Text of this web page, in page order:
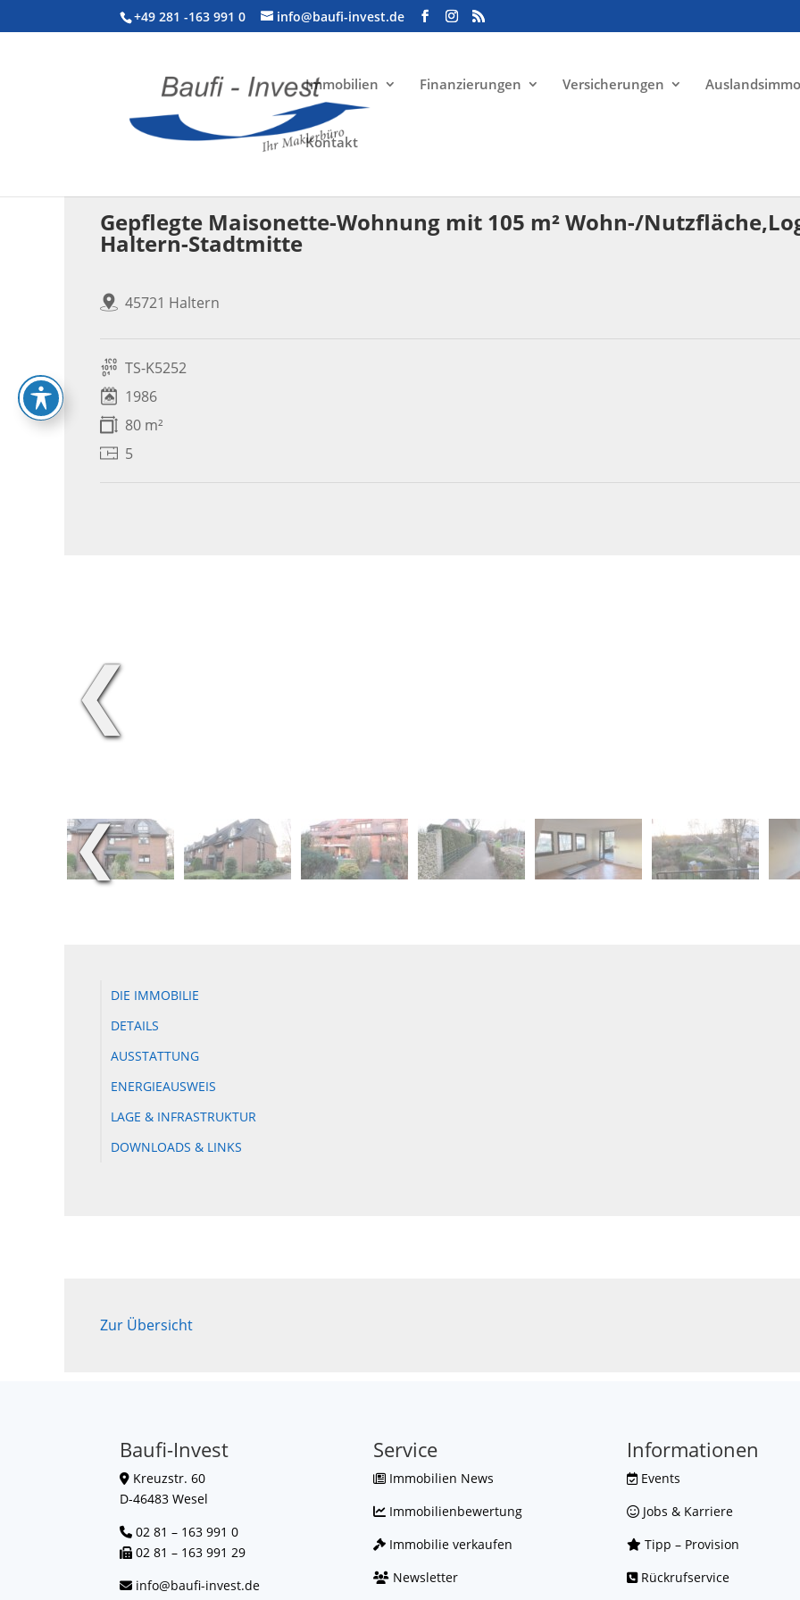
+49 281 -163 991 0 info@baufi-invest.de
Immobilien Finanzierungen Versicherungen
Kontakt
Gepflegte Maisonette-Wohnung mit 105 m² Wohn-/
Haltern-Stadtmitte
45721 Haltern
TS-K5252
1986
80 m²
5
❮
❮
DIE IMMOBILIE
DETAILS
AUSSTATTUNG
ENERGIEAUSWEIS
LAGE & INFRASTRUKTUR
DOWNLOADS & LINKS
Zur Übersicht
Baufi-Invest
Kreuzstr. 60
D-46483 Wesel
02 81 – 163 991 0
02 81 – 163 991 29
info@baufi-invest.de
Service
Immobilien News
Immobilienbewertung
Immobilie verkaufen
Newsletter
Informationen
Events
Jobs & Karriere
Tipp – Provision
Rückrufservice